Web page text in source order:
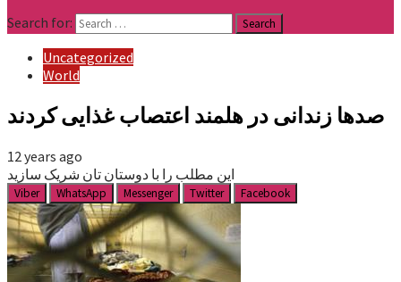
Search for:
Uncategorized
World
صدها زندانی در هلمند اعتصاب غذایی کردند
12 years ago
این مطلب را با دوستان تان شریک سازید
Viber WhatsApp Messenger Twitter Facebook